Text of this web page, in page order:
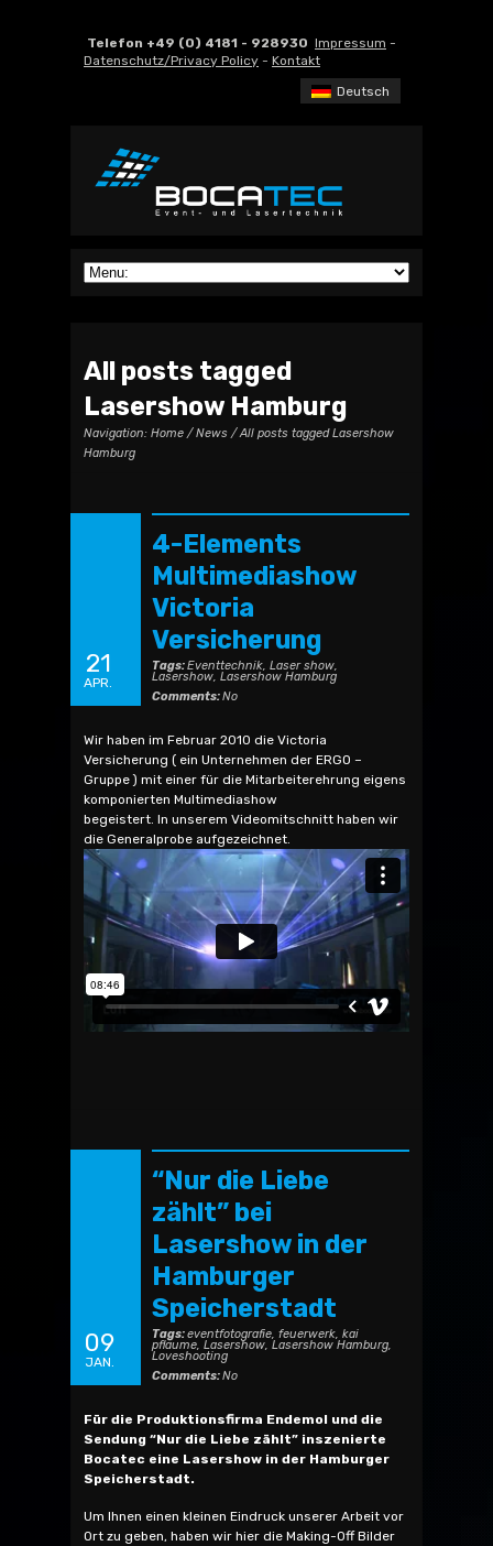
Telefon +49 (0) 4181 - 928930 Impressum -
Datenschutz/Privacy Policy - Kontakt
Deutsch
All posts tagged
Lasershow Hamburg
Navigation: Home /News / All posts tagged Lasershow
Hamburg
21
APR.
4-Elements
Multimediashow
Victoria
Versicherung
Tags:Eventtechnik, Laser show,
Lasershow, Lasershow Hamburg
Comments:No
Wir haben im Februar 2010 die Victoria
Versicherung ( ein Unternehmen der ERGO –
Gruppe ) mit einer für die Mitarbeiterehrung eigens
komponierten Multimediashow
begeistert. In unserem Videomitschnitt haben wir
die Generalprobe aufgezeichnet.
4-Elements Multimediashow Victoria Versicherung
from
BocateconVimeo.
09
JAN.
“Nur die Liebe
zählt” bei
Lasershow in der
Hamburger
Speicherstadt
Tags:eventfotografie, feuerwerk, kai
pflaume, Lasershow, Lasershow Hamburg,
Loveshooting
Comments:No
Für die Produktionsfirma Endemol und die
Sendung “Nur die Liebe zählt” inszenierte
Bocatec eine Lasershow in der Hamburger
Speicherstadt.
Um Ihnen einen kleinen Eindruck unserer Arbeit vor
Ort zu geben, haben wir hier die Making-Off Bilder